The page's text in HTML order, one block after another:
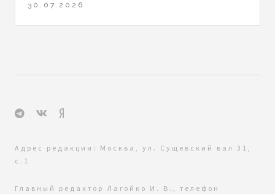
30.07.2026
Адрес редакции: Москва, ул. Сущевский вал 31,
с.1
Главный редактор Лагойко И. В., телефон